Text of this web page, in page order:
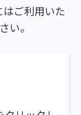
ご利用いた
い。